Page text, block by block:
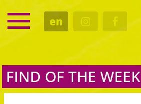
en
SERVICE
DATES
FIND OF THE WEEK